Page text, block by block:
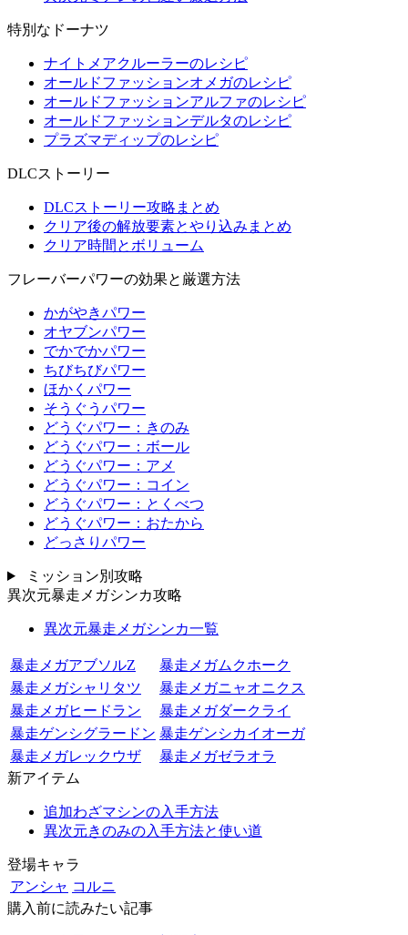
特別なドーナツ
ナイトメアクルーラーのレシピ
オールドファッションオメガのレシピ
オールドファッションアルファのレシピ
オールドファッションデルタのレシピ
プラズマディップのレシピ
DLCストーリー
DLCストーリー攻略まとめ
クリア後の解放要素とやり込みまとめ
クリア時間とボリューム
フレーバーパワーの効果と厳選方法
かがやきパワー
オヤブンパワー
でかでかパワー
ちびちびパワー
ほかくパワー
そうぐうパワー
どうぐパワー：きのみ
どうぐパワー：ボール
どうぐパワー：アメ
どうぐパワー：コイン
どうぐパワー：とくべつ
どうぐパワー：おたから
どっさりパワー
ミッション別攻略
異次元暴走メガシンカ攻略
異次元暴走メガシンカ一覧
暴走メガアブソルZ
暴走メガムクホーク
暴走メガシャリタツ
暴走メガニャオニクス
暴走メガヒードラン
暴走メガダークライ
暴走ゲンシグラードン 暴走ゲンシカイオーガ
暴走メガレックウザ
暴走メガゼラオラ
新アイテム
追加わざマシンの入手方法
異次元きのみの入手方法と使い道
登場キャラ
アンシャ コルニ
購入前に読みたい記事